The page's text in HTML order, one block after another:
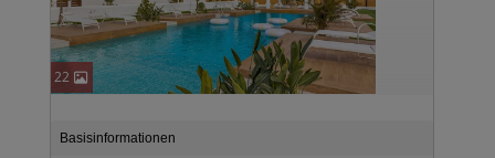
22
Basisinformationen